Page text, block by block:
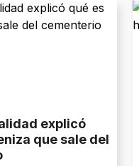
explicó
que sale del